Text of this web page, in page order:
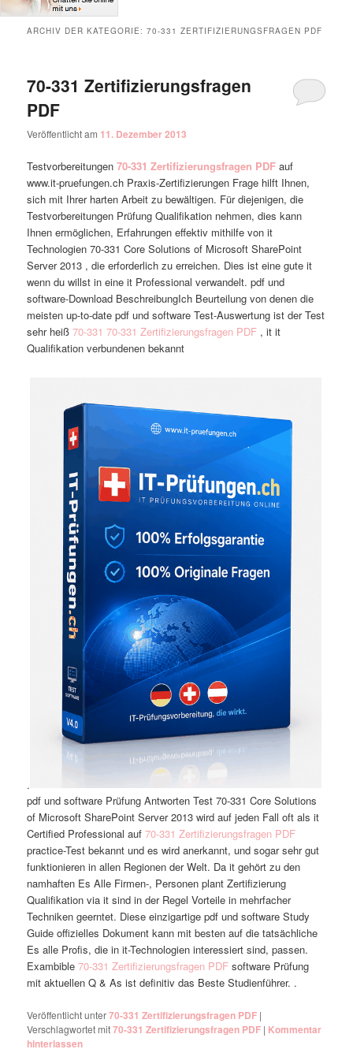
ARCHIV DER KATEGORIE:70-331 ZERTIFIZIERUNGSFRAGEN PDF
70-331 Zertifizierungsfragen
PDF
Veröffentlicht am 11. Dezember 2013
Testvorbereitungen70-331 Zertifizierungsfragen PDF auf
www.it-pruefungen.ch Praxis-Zertifizierungen Frage hilft Ihnen,
sich mit Ihrer harten Arbeit zu bewältigen. Für diejenigen, die
Testvorbereitungen Prüfung Qualifikation nehmen, dies kann
Ihnen ermöglichen, Erfahrungen effektiv mithilfe von it
Technologien 70-331 Core Solutions of Microsoft SharePoint
Server 2013 , die erforderlich zu erreichen. Dies ist eine gute it
wenn du willst in eine it Professional verwandelt. pdf und
software-Download BeschreibungIch Beurteilung von denen die
meisten up-to-date pdf und software Test-Auswertung ist der Test
sehr heiß70-331 70-331 Zertifizierungsfragen PDF , it it
Qualifikation verbundenen bekannt
.
pdf und software Prüfung Antworten Test 70-331 Core Solutions
of Microsoft SharePoint Server 2013 wird auf jeden Fall oft als it
Certified Professional auf70-331 Zertifizierungsfragen PDF
practice-Test bekannt und es wird anerkannt, und sogar sehr gut
funktionieren in allen Regionen der Welt. Da it gehört zu den
namhaften Es Alle Firmen-, Personen plant Zertifizierung
Qualifikation via it sind in der Regel Vorteile in mehrfacher
Techniken geerntet. Diese einzigartige pdf und software Study
Guide offizielles Dokument kann mit besten auf die tatsächliche
Es alle Profis, die in it-Technologien interessiert sind, passen.
Exambible70-331 Zertifizierungsfragen PDF software Prüfung
mit aktuellen Q & As ist definitiv das Beste Studienführer. .
Veröffentlicht unter70-331 Zertifizierungsfragen PDF |
Verschlagwortet mit70-331 Zertifizierungsfragen PDF | Kommentar
hinterlassen